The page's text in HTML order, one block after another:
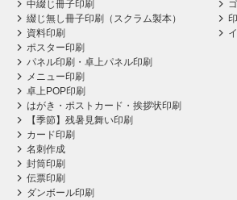
中綴じ冊子印刷
綴じ無し冊子印刷（スクラム製本）
資料印刷
ポスター印刷
パネル印刷・卓上パネル印刷
メニュー印刷
卓上POP印刷
はがき・ポストカード・挨拶状印刷
【季節】残暑見舞い印刷
カード印刷
名刺作成
封筒印刷
伝票印刷
ダンボール印刷